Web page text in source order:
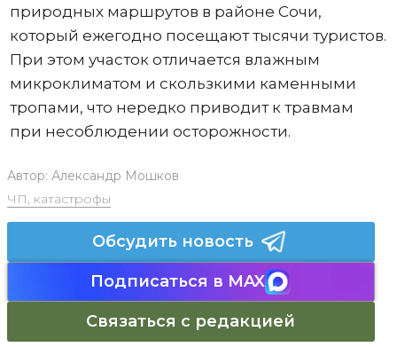
природных маршрутов в районе Сочи,
который ежегодно посещают тысячи туристов.
При этом участок отличается влажным
микроклиматом и скользкими каменными
тропами, что нередко приводит к травмам
при несоблюдении осторожности.
Автор: Александр Мошков
ЧП, катастрофы
Обсудить новость
Подписаться в MAX
Связаться с редакцией